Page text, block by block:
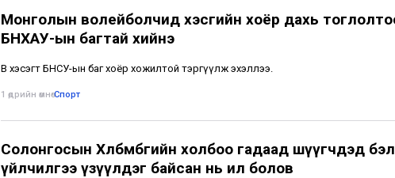
Монголын волейболчид хэсгийн хоёр дахь
БНХАУ-ын багтай хийнэ
В хэсэгт БНСУ-ын баг хоёр хожилтой тэргүүлж эхэллээ.
1 өдрийн өмнө•Спорт
Солонгосын Хөлбөмбөгийн холбоо гадаад шүүгчдэд
үйлчилгээ үзүүлдэг байсан нь ил болов